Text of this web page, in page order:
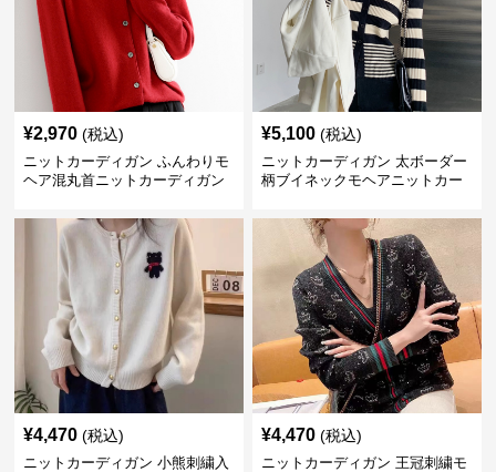
¥2,970 (税込)
ニットカーディガン ふんわりモ
ヘア混丸首ニットカーディガン
¥5,100 (税込)
ニットカーディガン 太ボーダー
柄ブイネックモヘアニットカー
¥4,470 (税込)
ニットカーディガン 小熊刺繍入
¥4,470 (税込)
ニットカーディガン 王冠刺繍モ